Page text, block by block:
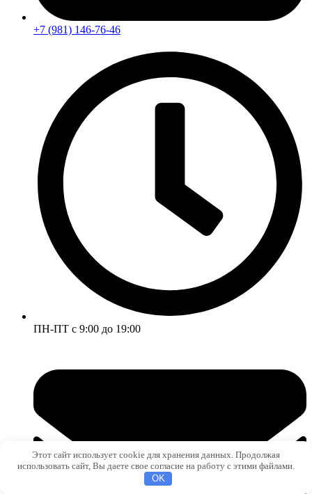
+7 (981) 146-76-46
ПН-ПТ с 9:00 до 19:00
Этот сайт использует cookie для хранения данных. Продолжая
использовать сайт, Вы даете свое согласие на работу с этими файлами.
OK